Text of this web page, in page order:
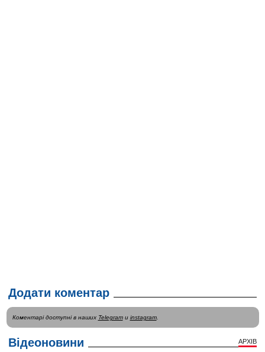
Додати коментар
Коментарі доступні в наших Telegramи instagram.
Відеоновини АРХІВ